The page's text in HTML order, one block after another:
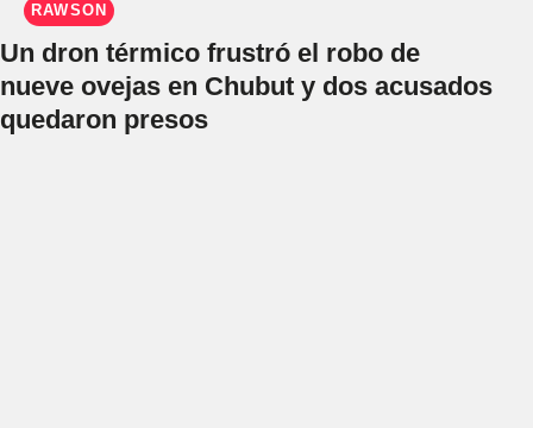
RAWSON
Un dron térmico frustró el robo de
nueve ovejas en Chubut y dos acusados
quedaron presos